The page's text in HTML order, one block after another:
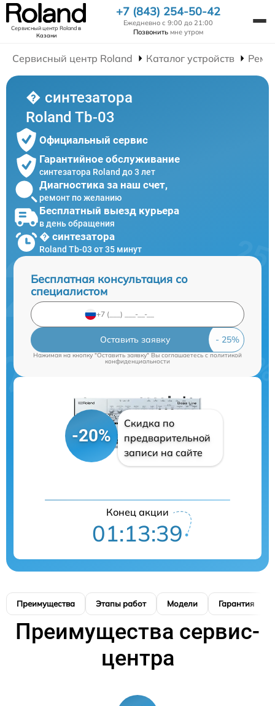
Сервисный центр Rolandв
Казани
+7 (843) 254-50-42
Ежедневно с 9:00 до 21:00
Позвонить мне утром
Сервисный центр Roland Каталог устройств
� синтезатора
Roland Tb-03
Официальный сервис
Гарантийное обслуживание
синтезатора Roland до 3 лет
Диагностика за наш счет,
ремонт по желанию
Бесплатный выезд курьера
в день обращения
� синтезатора
Roland Tb-03 от 35 минут
Бесплатная консультация со
специалистом
Оставить заявку
Нажимая на кнопку "Оставить заявку" Вы соглашаетесь cполитикой
конфиденциальности
-20%
Скидка по
предварительной
записи на сайте
Конец акции
01:13:38
Преимущества Этапы работ Модели Гарантия
Преимущества сервис-
центра